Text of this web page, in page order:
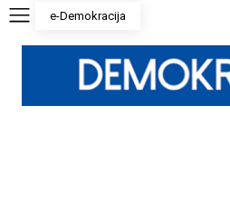
e-Demokracija